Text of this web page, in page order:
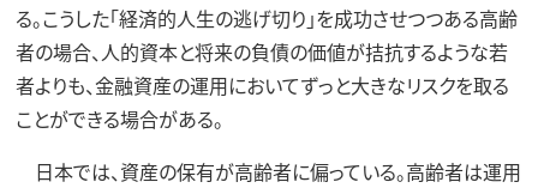
る。こうした「経済的人生の逃げ切り」を成功させつつある高齢
者の場合、人的資本と将来の負債の価値が拮抗するような若
者よりも、金融資産の運用においてずっと大きなリスクを取る
ことができる場合がある。
日本では、資産の保有が高齢者に偏っている。高齢者は運用